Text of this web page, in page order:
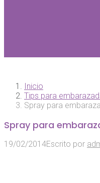
Inicio
Tips para
Spray para
Spray para
19/02/2014Escrito por